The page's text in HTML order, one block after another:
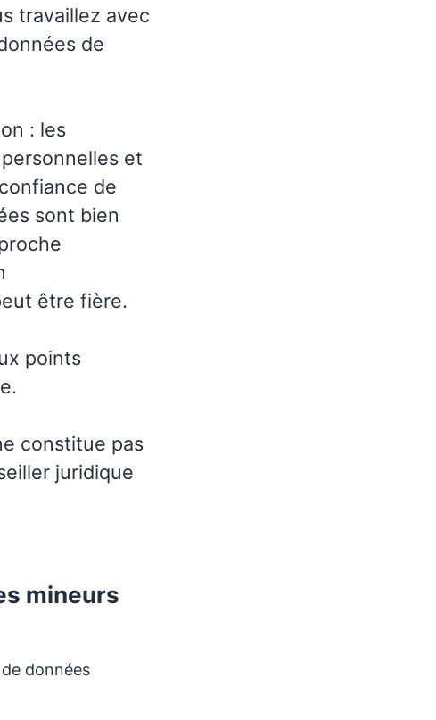
travaillez avec
de
: les
et
de
sont bien
être fière.
points
constitue pas
juridique
mineurs
données